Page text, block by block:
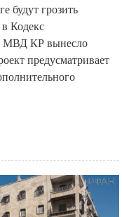
будут грозить
Кодекс
МВД КР вынесло
предусматривает